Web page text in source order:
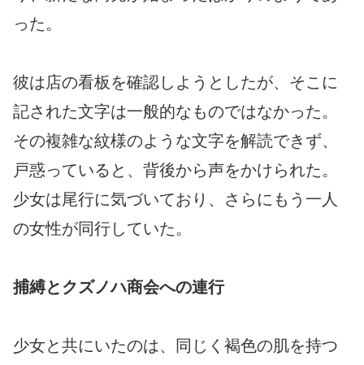
った。
彼は店の看板を確認しようとしたが、そこに
記された文字は一般的なものではなかった。
その複雑な紋様のような文字を解読できず、
戸惑っていると、背後から声をかけられた。
少女は尾行に気づいており、さらにもう一人
の女性が同行していた。
捕縛とクズノハ商会への連行
少女と共にいたのは、同じく褐色の肌を持つ